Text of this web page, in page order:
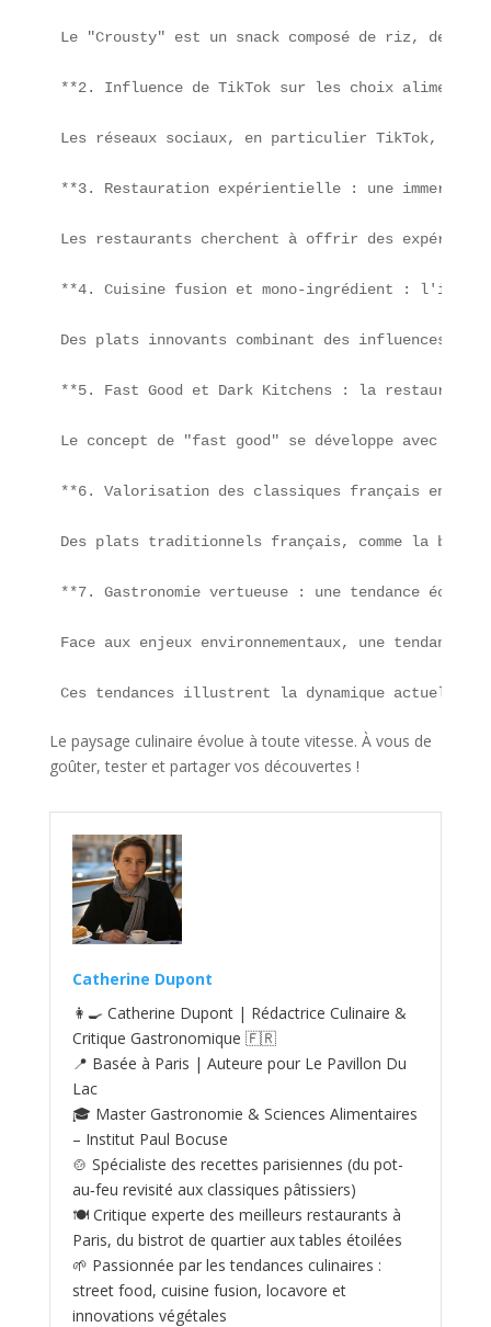
Le "Crousty" est un snack composé de riz, de
**2. Influence de TikTok sur les choix
Les réseaux sociaux, en particulier TikTok,
**3. Restauration expérientielle : une
Les restaurants cherchent à offrir des
**4. Cuisine fusion et mono-ingrédient :
Des plats innovants combinant des influences
**5. Fast Good et Dark Kitchens : la restauration
Le concept de "fast good" se développe avec
**6. Valorisation des classiques français en
Des plats traditionnels français, comme la
**7. Gastronomie vertueuse : une tendance
Face aux enjeux environnementaux, une
Ces tendances illustrent la dynamique actuelle
Le paysage culinaire évolue à toute vitesse. À vous de
goûter, tester et partager vos découvertes !
Catherine Dupont
👩‍🍳 Catherine Dupont | Rédactrice Culinaire &
Critique Gastronomique 🇫🇷
📍 Basée à Paris | Auteure pour Le Pavillon Du
Lac
🎓 Master Gastronomie & Sciences Alimentaires
– Institut Paul Bocuse
🍲 Spécialiste des recettes parisiennes (du pot-
au‑feu revisité aux classiques pâtissiers)
🍽️ Critique experte des meilleurs restaurants à
Paris, du bistrot de quartier aux tables étoilées
🌱 Passionnée par les tendances culinaires :
street food, cuisine fusion, locavore et
innovations végétales